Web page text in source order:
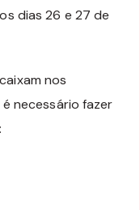
dias 26 e 27 de
nos
necessário fazer